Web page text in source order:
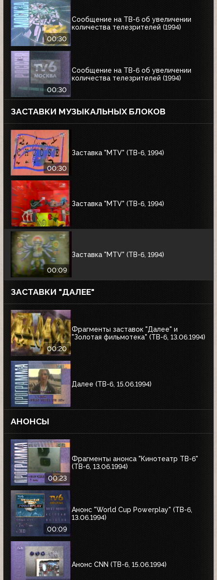
00:30
Сообщение на ТВ-6 об увеличении
количества телезрителей (1994)
00:30
Сообщение на ТВ-6 об увеличении
количества телезрителей (1994)
ЗАСТАВКИ МУЗЫКАЛЬНЫХ БЛОКОВ
00:30
Заставка "MTV" (ТВ-6, 1994)
Заставка "MTV" (ТВ-6, 1994)
00:09
Заставка "MTV" (ТВ-6, 1994)
ЗАСТАВКИ "ДАЛЕЕ"
00:20
Фрагменты заставок "Далее" и
"Золотая фильмотека" (ТВ-6, 13.06.1994)
Далее (ТВ-6, 15.06.1994)
АНОНСЫ
00:23
Фрагменты анонса "Кинотеатр ТВ-6"
(ТВ-6, 13.06.1994)
00:09
Анонс "World Cup Powerplay" (ТВ-6,
13.06.1994)
Анонс CNN (ТВ-6, 15.06.1994)